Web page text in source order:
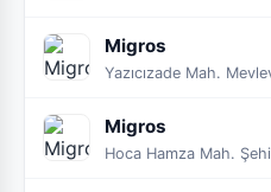
Migros
Migros